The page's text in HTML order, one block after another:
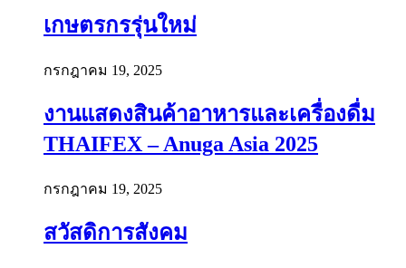
เกษตรกรรุ่นใหม่
กรกฎาคม 19, 2025
งานแสดงสินค้าอาหารและเครื่องดื่ม
THAIFEX – Anuga Asia 2025
กรกฎาคม 19, 2025
สวัสดิการสังคม